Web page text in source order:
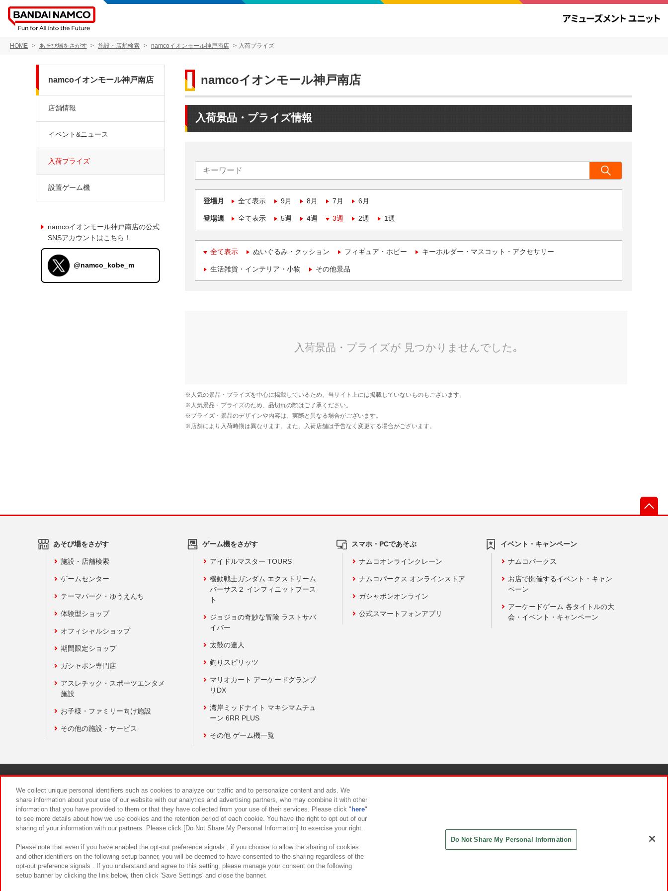
HOME あそび場をさがす 施設・店舗検索 namcoイオンモール神戸南店 入荷プライズ
namcoイオンモール神戸南店
入荷景品・プライズ情報
登場月 全て表示 9月 8月 7月 6月
登場週 全て表示 5週 4週 3週 2週 1週
全て表示 ぬいぐるみ・クッション フィギュア・ホビー キーホルダー・マスコット・アクセサリー
生活雑貨・インテリア・小物 その他景品
namcoイオンモール神戸南店
店舗情報
イベント&ニュース
入荷プライズ
設置ゲーム機
namcoイオンモール神戸南店の公式
SNSアカウントはこちら！
@namco_kobe_m
あそび場をさがす
施設・店舗検索
ゲームセンター
テーマパーク・ゆうえんち
体験型ショップ
オフィシャルショップ
期間限定ショップ
ガシャポン専門店
アスレチック・スポーツエンタメ
施設
お子様・ファミリー向け施設
その他の施設・サービス
ゲーム機をさがす
アイドルマスター TOURS
機動戦士ガンダム エクストリーム
バーサス２ インフィニットブース
ト
ジョジョの奇妙な冒険 ラストサバ
イバー
太鼓の達人
釣りスピリッツ
マリオカート アーケードグランプ
リDX
湾岸ミッドナイト マキシマムチュ
ーン 6RR PLUS
その他 ゲーム機一覧
スマホ・PCであそぶ
ナムコオンラインクレーン
ナムコパークス オンラインストア
ガシャポンオンライン
公式スマートフォンアプリ
イベント・キャンペーン
ナムコパークス
お店で開催するイベント・キャン
ペーン
アーケードゲーム 各タイトルの大
会・イベント・キャンペーン
食品のご提供について カスタマーハラスメント対応方針
We collect unique personal identifiers such as cookies to analyze our traffic and to personalize content and ads. We
share information about your use of our website with our analytics and advertising partners, who may combine it with other
information that you have provided to them or that they have collected from your use of their services. Please click " here"
to see more details about how we use cookies and the retention period of each cookie. You have the right to opt out of our
sharing of your information with our partners. Please click [Do Not Share My Personal Information] to exercise your right.
Please note that even if you have enabled the opt-out preference signals , if you choose to allow the sharing of cookies
and other identifiers on the following setup banner, you will be deemed to have consented to the sharing regardless of the
opt-out preference signals . If you understand and agree to this setting, please manage your consent on the following
setup banner by clicking the link below, then click 'Save Settings' and close the banner.
Do Not Share My Personal Information